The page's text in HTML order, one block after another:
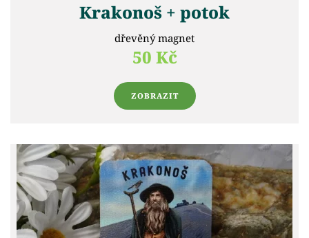
Krakonoš + potok
dřevěný magnet
50 Kč
ZOBRAZIT